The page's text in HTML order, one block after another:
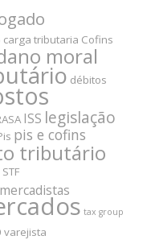
carga tributaria Cofins
moral
débitos
ISS legislação
pis e cofins
tributário
STF
tax group
varejista